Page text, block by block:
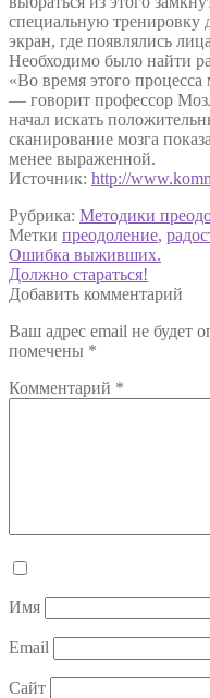
специальную тренировку
экран, где появлялись
Необходимо было найти
«Во время этого
— говорит профессор
начал искать
сканирование мозга
менее выраженной.
Источник: http://
Рубрика: Методики
Метки преодоление,
Навигация
по
Предыдущая
запись:
Ошибка выживших.
Следующая
запись:
Должно стараться!
Добавить комментарий
Ваш адрес email не будет
помечены *
Комментарий *
Имя
Email
Сайт